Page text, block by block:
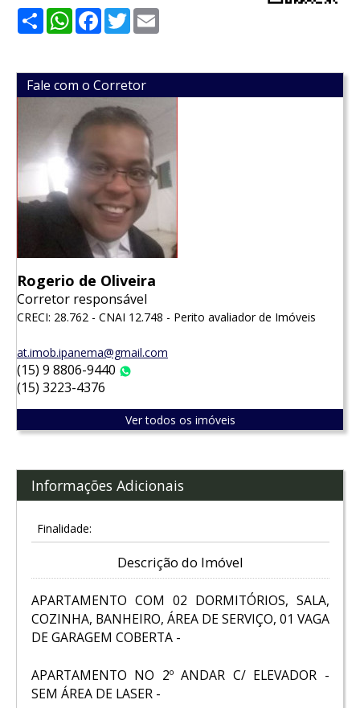
ShareWhatsApp
Facebook
Twitter
Fale com o Corretor
Rogerio de Oliveira
Corretor responsável
CRECI: 28.762 - CNAI 12.748 - Perito avaliador de Imóveis
at.imob.ipanema@gmail.com
(15) 9 8806-9440
(15) 3223-4376
Ver todos os imóveis
Informações Adicionais
Finalidade:
Descrição do Imóvel
APARTAMENTO COM 02 DORMITÓRIOS, SALA,
COZINHA, BANHEIRO, ÁREA DE SERVIÇO, 01 VAGA
DE GARAGEM COBERTA -
APARTAMENTO NO 2º ANDAR C/ ELEVADOR -
SEM ÁREA DE LASER -